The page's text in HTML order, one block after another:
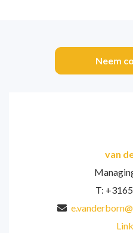
Neem
van
T: